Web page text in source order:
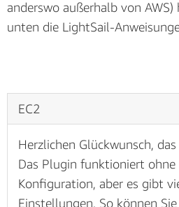
Zugriffsschlüssel-IDund den
Zugriffsschlüsselmanuell
anderswo außerhalb von
unten die LightSail-
EC2
Herzlichen Glückwunsch,
Das Plugin funktioniert ohne
Konfiguration, aber es gibt
Einstellungen. So können